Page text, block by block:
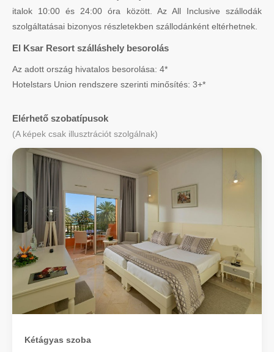
italok 10:00 és 24:00 óra között. Az All Inclusive szállodák
szolgáltatásai bizonyos részletekben szállodánként eltérhetnek.
El Ksar Resort szálláshely besorolás
Az adott ország hivatalos besorolása: 4*
Hotelstars Union rendszere szerinti minősítés: 3+*
Elérhető szobatípusok
(A képek csak illusztrációt szolgálnak)
Kétágyas szoba